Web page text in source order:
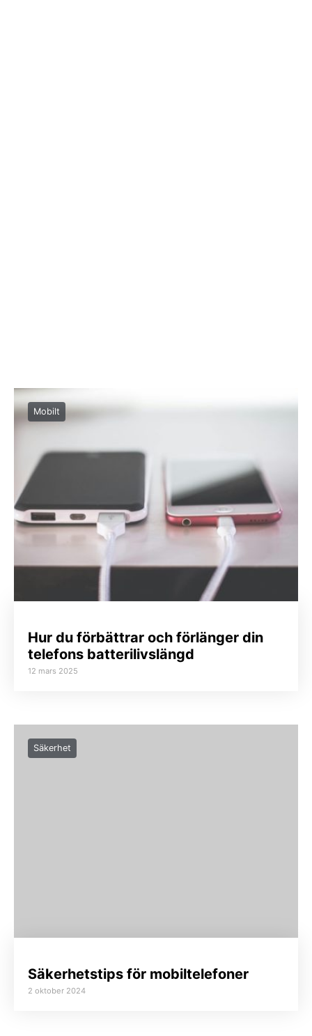
Mobilt
Hur du förbättrar och förlänger din
telefons batterilivslängd
12 mars 2025
Säkerhet
Säkerhetstips för mobiltelefoner
2 oktober 2024